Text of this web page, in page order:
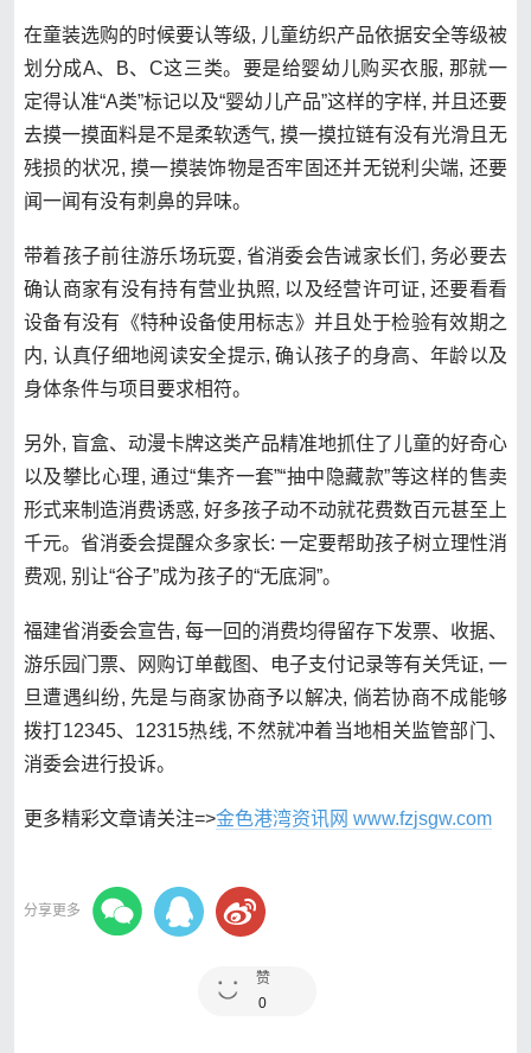
在童装选购的时候要认等级, 儿童纺织产品依据安全等级被
划分成A、B、C这三类。要是给婴幼儿购买衣服, 那就一
定得认准“A类”标记以及“婴幼儿产品”这样的字样, 并且还要
去摸一摸面料是不是柔软透气, 摸一摸拉链有没有光滑且无
残损的状况, 摸一摸装饰物是否牢固还并无锐利尖端, 还要
闻一闻有没有刺鼻的异味。
带着孩子前往游乐场玩耍, 省消委会告诫家长们, 务必要去
确认商家有没有持有营业执照, 以及经营许可证, 还要看看
设备有没有《特种设备使用标志》并且处于检验有效期之
内, 认真仔细地阅读安全提示, 确认孩子的身高、年龄以及
身体条件与项目要求相符。
另外, 盲盒、动漫卡牌这类产品精准地抓住了儿童的好奇心
以及攀比心理, 通过“集齐一套”“抽中隐藏款”等这样的售卖
形式来制造消费诱惑, 好多孩子动不动就花费数百元甚至上
千元。省消委会提醒众多家长: 一定要帮助孩子树立理性消
费观, 别让“谷子”成为孩子的“无底洞”。
福建省消委会宣告, 每一回的消费均得留存下发票、收据、
游乐园门票、网购订单截图、电子支付记录等有关凭证, 一
旦遭遇纠纷, 先是与商家协商予以解决, 倘若协商不成能够
拨打12345、12315热线, 不然就冲着当地相关监管部门、
消委会进行投诉。
更多精彩文章请关注=>金色港湾资讯网 www.fzjsgw.com
分享更多
赞
0